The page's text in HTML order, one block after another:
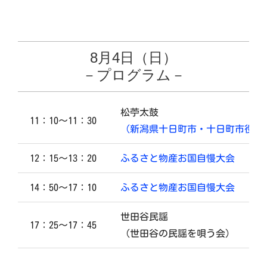
8月4日（日）
－プログラム－
11：10～11：30
松苧太鼓
（新潟県十日町市・十日町市役
12：15～13：20 ふるさと物産お国自慢大会
14：50～17：10 ふるさと物産お国自慢大会
17：25～17：45
世田谷民謡
（世田谷の民謡を唄う会）